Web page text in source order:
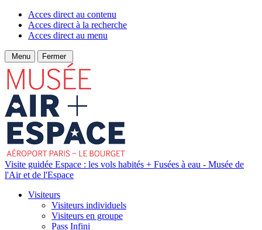
Acces direct au contenu
Acces direct à la recherche
Acces direct au menu
Menu Fermer
Visite guidée Espace : les vols habités + Fusées à eau - Musée de
l'Air et de l'Espace
Visiteurs
Visiteurs individuels
Visiteurs en groupe
Pass Infini